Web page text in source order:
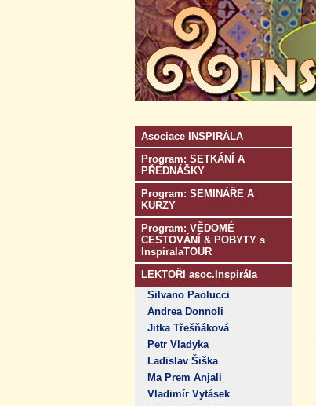
Asociace INSPIRÁLA
Program: SETKÁNÍ A
PŘEDNÁŠKY
Program: SEMINÁŘE A
KURZY
Program: VĚDOMÉ
CESTOVÁNÍ & POBYTY s
InspiralaTOUR
LEKTOŘI asoc.Inspirála
Silvano Paolucci
Andrea Donnoli
Jitka Třešňáková
Petr Vladyka
Ladislav Šiška
Ma Prem Anjali
Vladimír Vytásek